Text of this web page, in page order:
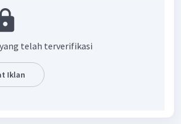
es dari suhu awal hingga
konsep kalor jenis dan kalor
telah terverifikasi
Iklan